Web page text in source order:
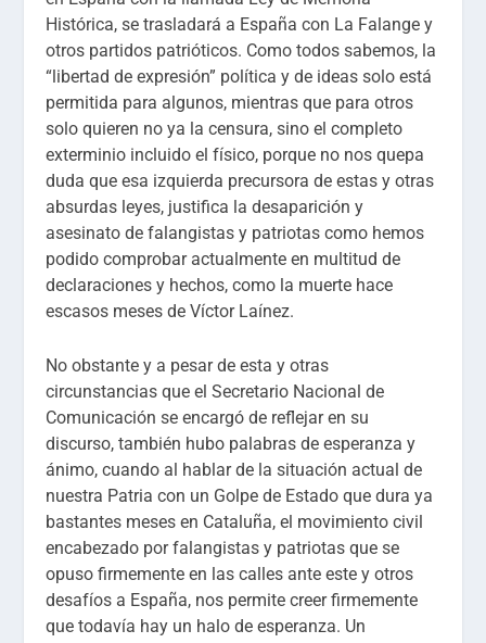
Histórica, se trasladará a España con La Falange y
otros partidos patrióticos. Como todos sabemos, la
“libertad de expresión” política y de ideas solo está
permitida para algunos, mientras que para otros
solo quieren no ya la censura, sino el completo
exterminio incluido el físico, porque no nos quepa
duda que esa izquierda precursora de estas y otras
absurdas leyes, justifica la desaparición y
asesinato de falangistas y patriotas como hemos
podido comprobar actualmente en multitud de
declaraciones y hechos, como la muerte hace
escasos meses de Víctor Laínez.
No obstante y a pesar de esta y otras
circunstancias que el Secretario Nacional de
Comunicación se encargó de reflejar en su
discurso, también hubo palabras de esperanza y
ánimo, cuando al hablar de la situación actual de
nuestra Patria con un Golpe de Estado que dura ya
bastantes meses en Cataluña, el movimiento civil
encabezado por falangistas y patriotas que se
opuso firmemente en las calles ante este y otros
desafíos a España, nos permite creer firmemente
que todavía hay un halo de esperanza. Un